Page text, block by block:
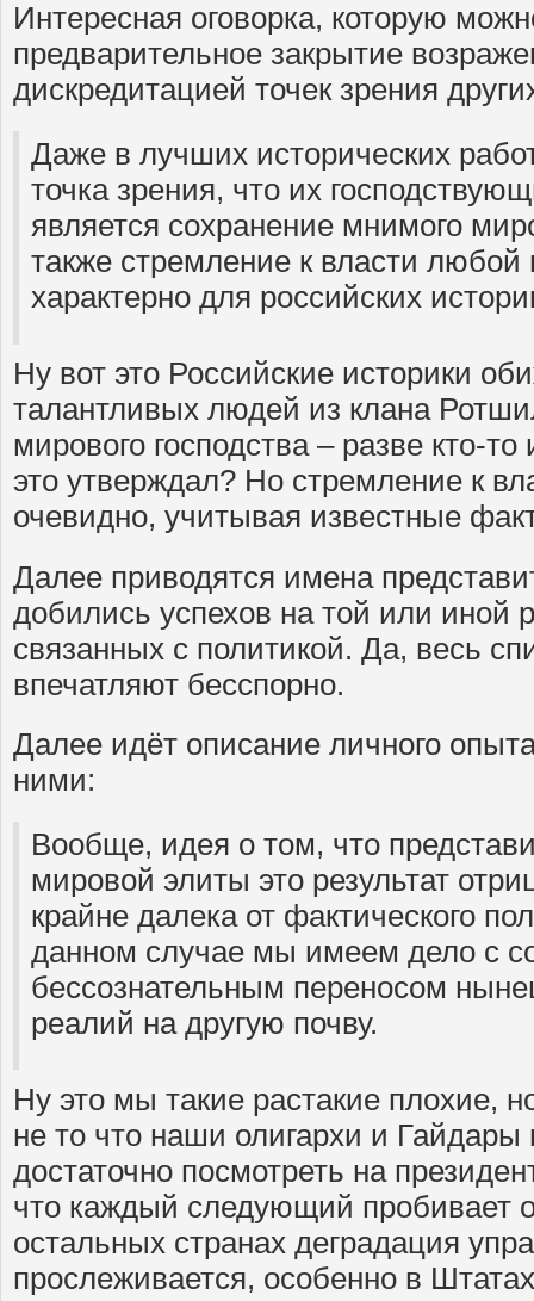
Интересная оговорка, которую
предварительное закрытие
дискредитацией точек зрения
Даже в лучших исторических
точка зрения, что их
является сохранение мнимого
также стремление к власти
характерно для российских
Ну вот это Российские историки
талантливых людей из клана
мирового господства – разве кто-
это утверждал? Но стремление к
очевидно, учитывая известные
Далее приводятся имена
добились успехов на той или иной
связанных с политикой. Да, весь
впечатляют бесспорно.
Далее идёт описание личного
ними:
Вообще, идея о том, что
мировой элиты это результат
крайне далека от фактического
данном случае мы имеем дело с
бессознательным переносом
реалий на другую почву.
Ну это мы такие растакие плохие,
не то что наши олигархи и
достаточно посмотреть на
что каждый следующий пробивает
остальных странах деградация
прослеживается, особенно в